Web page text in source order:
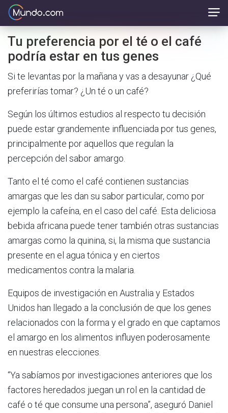
Tu preferencia por el té o el café
podría estar en tus genes
Si te levantas por la mañana y vas a desayunar ¿Qué
preferirías tomar? ¿Un té o un café?
Según los últimos estudios al respecto tu decisión
puede estar grandemente influenciada por tus genes,
principalmente por aquellos que regulan la
percepción del sabor amargo.
Tanto el té como el café contienen sustancias
amargas que les dan su sabor particular, como por
ejemplo la cafeína, en el caso del café. Esta deliciosa
bebida africana puede tener también otras sustancias
amargas como la quinina, si, la misma que sustancia
presente en el agua tónica y en ciertos
medicamentos contra la malaria.
Equipos de investigación en Australia y Estados
Unidos han llegado a la conclusión de que los genes
relacionados con la forma y el grado en que captamos
el amargo en los alimentos influyen poderosamente
en nuestras elecciones.
“Ya sabíamos por investigaciones anteriores que los
factores heredados juegan un rol en la cantidad de
café o té que consume una persona”, aseguró Daniel